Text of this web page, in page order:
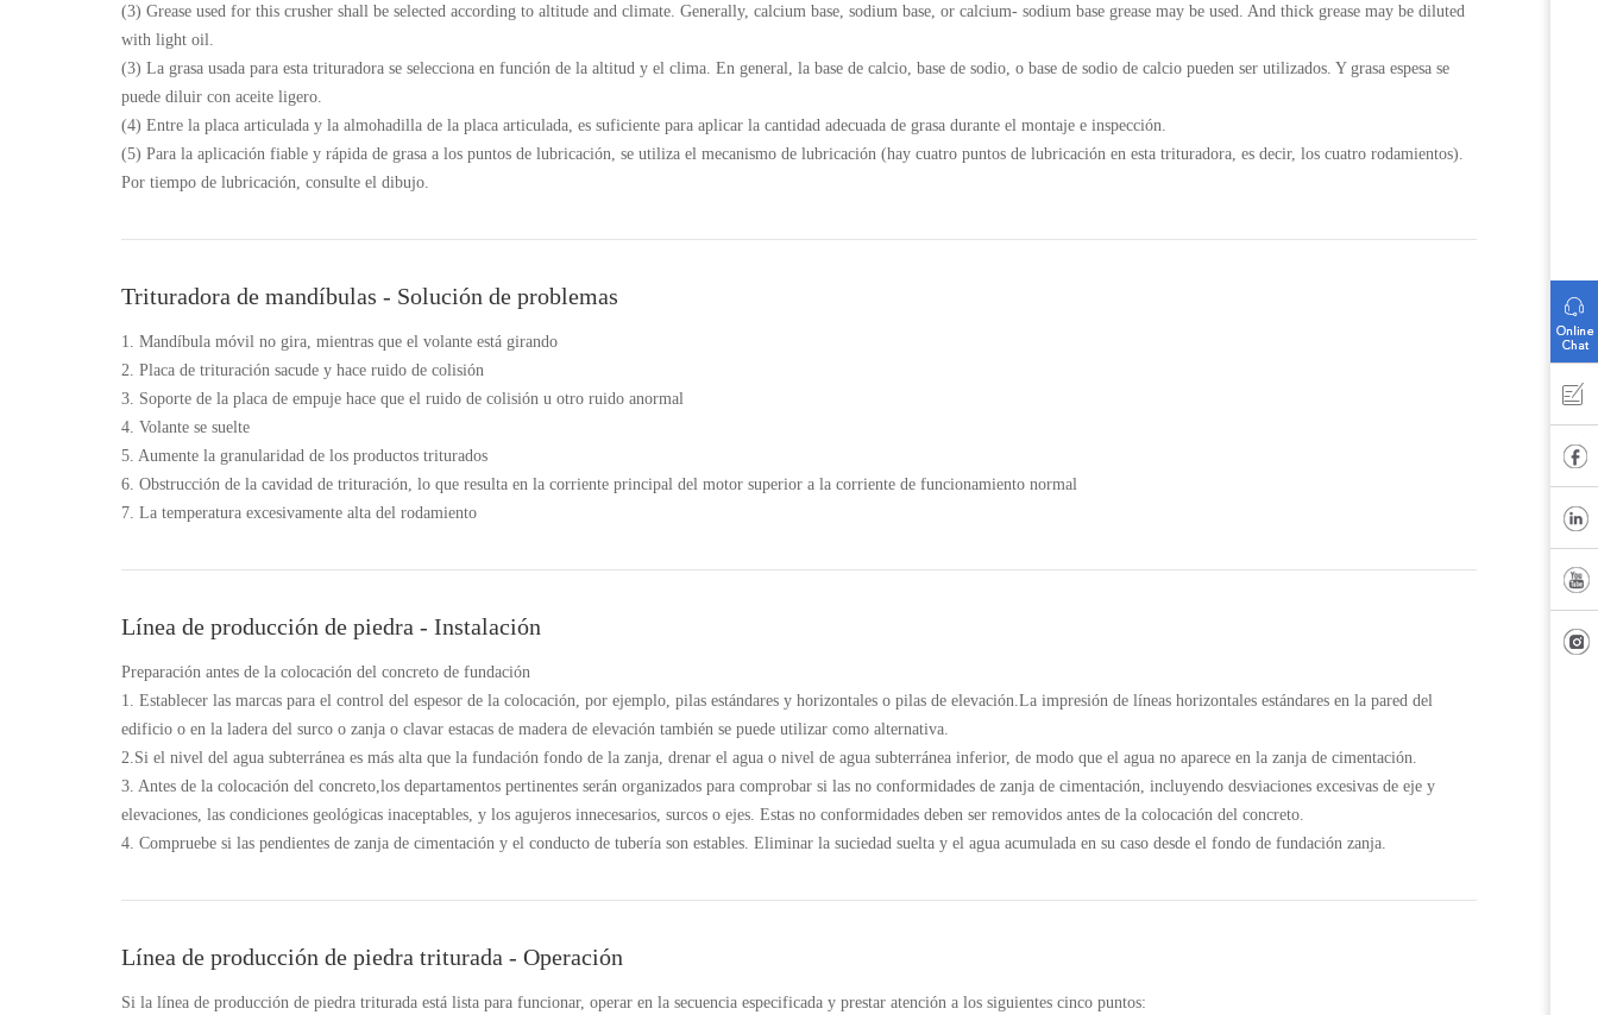
(3) Grease used for this crusher shall be selected according to altitude and climate. Generally, calcium base, sodium base, or calcium- sodium base grease may be used. And thick grease may be diluted
with light oil.
(3) La grasa usada para esta trituradora se selecciona en función de la altitud y el clima. En general, la base de calcio, base de sodio, o base de sodio de calcio pueden ser utilizados. Y grasa espesa se
puede diluir con aceite ligero.
(4) Entre la placa articulada y la almohadilla de la placa articulada, es suficiente para aplicar la cantidad adecuada de grasa durante el montaje e inspección.
(5) Para la aplicación fiable y rápida de grasa a los puntos de lubricación, se utiliza el mecanismo de lubricación (hay cuatro puntos de lubricación en esta trituradora, es decir, los cuatro rodamientos).
Por tiempo de lubricación, consulte el dibujo.
Trituradora de mandíbulas - Solución de problemas
1. Mandíbula móvil no gira, mientras que el volante está girando
2. Placa de trituración sacude y hace ruido de colisión
3. Soporte de la placa de empuje hace que el ruido de colisión u otro ruido anormal
4. Volante se suelte
5. Aumente la granularidad de los productos triturados
6. Obstrucción de la cavidad de trituración, lo que resulta en la corriente principal del motor superior a la corriente de funcionamiento normal
7. La temperatura excesivamente alta del rodamiento
Línea de producción de piedra - Instalación
Preparación antes de la colocación del concreto de fundación
1. Establecer las marcas para el control del espesor de la colocación, por ejemplo, pilas estándares y horizontales o pilas de elevación.La impresión de líneas horizontales estándares en la pared del
edificio o en la ladera del surco o zanja o clavar estacas de madera de elevación también se puede utilizar como alternativa.
2.Si el nivel del agua subterránea es más alta que la fundación fondo de la zanja, drenar el agua o nivel de agua subterránea inferior, de modo que el agua no aparece en la zanja de cimentación.
3. Antes de la colocación del concreto,los departamentos pertinentes serán organizados para comprobar si las no conformidades de zanja de cimentación, incluyendo desviaciones excesivas de eje y
elevaciones, las condiciones geológicas inaceptables, y los agujeros innecesarios, surcos o ejes. Estas no conformidades deben ser removidos antes de la colocación del concreto.
4. Compruebe si las pendientes de zanja de cimentación y el conducto de tubería son estables. Eliminar la suciedad suelta y el agua acumulada en su caso desde el fondo de fundación zanja.
Línea de producción de piedra triturada - Operación
Si la línea de producción de piedra triturada está lista para funcionar, operar en la secuencia especificada y prestar atención a los siguientes cinco puntos: